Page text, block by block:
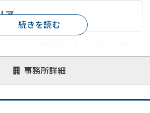
事務所詳細
ア
士業連携有り
続きを読む